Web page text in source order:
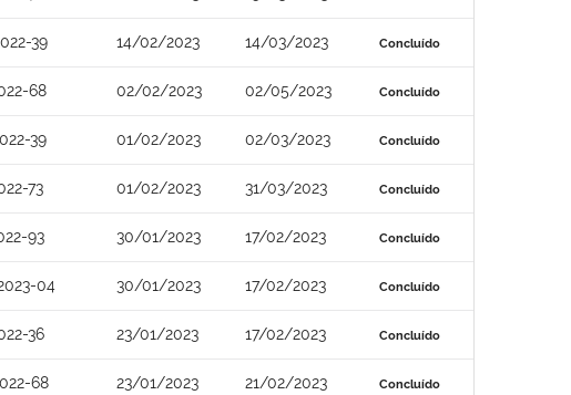
39 14/02/2023 14/03/2023 Concluído
68 02/02/2023 02/05/2023 Concluído
39 01/02/2023 02/03/2023 Concluído
73 01/02/2023 31/03/2023 Concluído
93 30/01/2023 17/02/2023 Concluído
04 30/01/2023 17/02/2023 Concluído
36 23/01/2023 17/02/2023 Concluído
68 23/01/2023 21/02/2023 Concluído